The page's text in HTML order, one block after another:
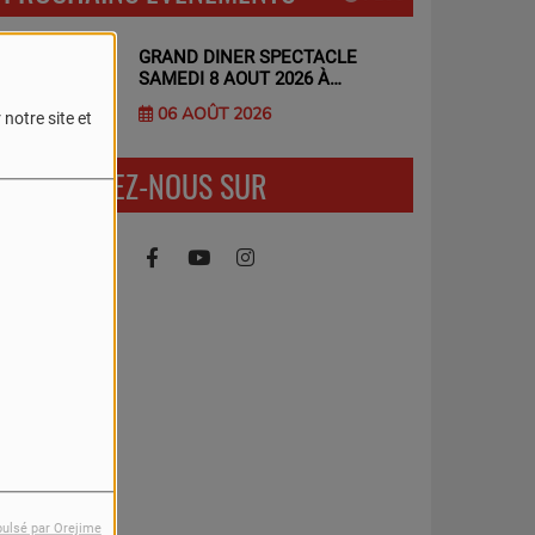
site et
par Orejime
GRAND DINER SPECTACLE
SAMEDI 8 AOUT 2026 À
BOISSERON
06 AOÛT 2026
RETROUVEZ-NOUS SUR